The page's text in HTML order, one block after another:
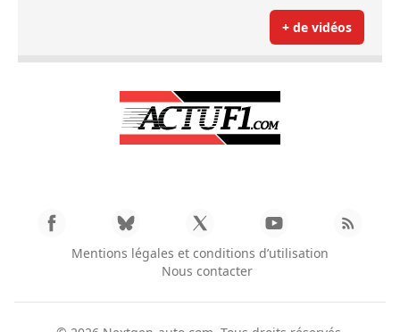
+ de vidéos
Mentions légales et conditions d’utilisation
Nous contacter